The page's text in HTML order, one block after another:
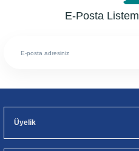
E-Posta
Üyelik